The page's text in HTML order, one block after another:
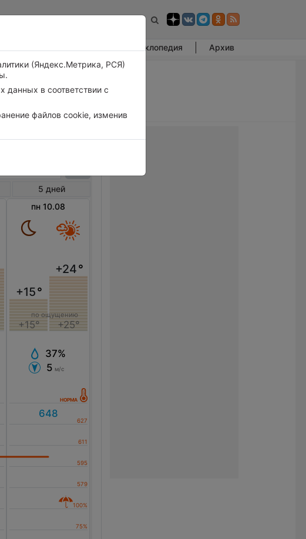
Энциклопедия Архив
5 дней
пн 10.08
+15°
+15°
+24°
+25°
по ощущению
37%
5 м/с
(Яндекс.Метрика, РСЯ)
данных в соответствии с
файлов cookie, изменив